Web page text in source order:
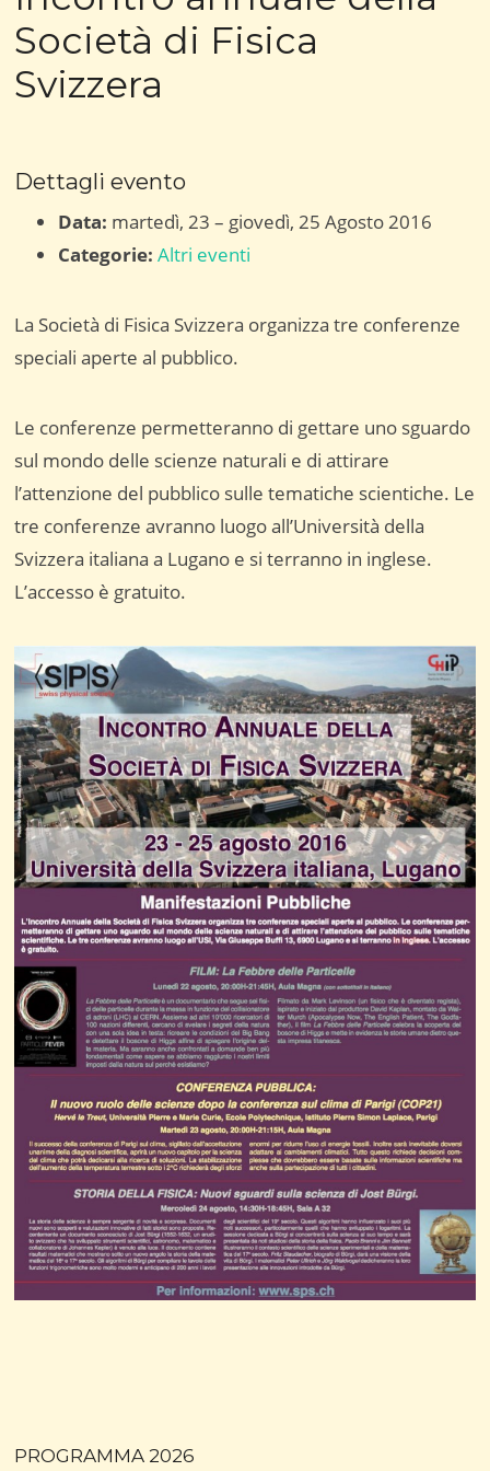
Società di Fisica
Svizzera
Dettagli evento
Data: martedì, 23 – giovedì, 25 Agosto 2016
Categorie: Altri eventi
La Società di Fisica Svizzera organizza tre conferenze
speciali aperte al pubblico.
Le conferenze permetteranno di gettare uno sguardo
sul mondo delle scienze naturali e di attirare
l’attenzione del pubblico sulle tematiche scientiche. Le
tre conferenze avranno luogo all’Università della
Svizzera italiana a Lugano e si terranno in inglese.
L’accesso è gratuito.
PROGRAMMA 2026